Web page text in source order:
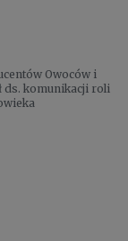
Owoców i
ds. komunikacji roli